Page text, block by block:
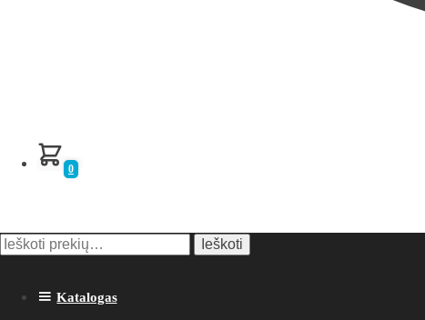
0
Ieškoti: Ieškoti
Katalogas